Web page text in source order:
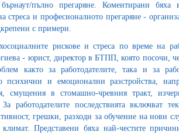
пълно прегаряне. Коментирани бяха
стреса и професионалното прегаряне -
с примери.
рискове и стреса по време на
- юрист, директор в БТПП, която посочи,
както за работодателите, така и за
психични и емоционални разстройства,
смущения в стомашно-чревния тракт,
работодателите последствията включват
грешки, разходи за обучение на нови
Представени бяха най-честите